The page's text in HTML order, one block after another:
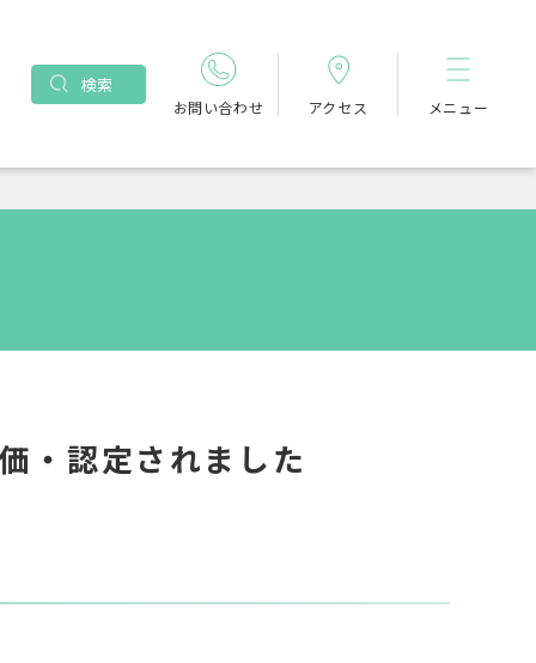
検索
お問い合わせ アクセス メニュー
・認定されました